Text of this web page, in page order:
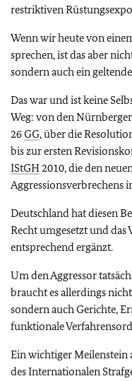
restriktiven
Wenn wir heute von
sprechen, ist das aber
sondern auch ein
Das war und ist keine
Weg: von den
26GG, über die
bis zur ersten
IStGH2010, die den
Aggressionsverbrechens
Deutschland hat diesen
Recht umgesetzt und das
entsprechend ergänzt.
Um den Aggressor
braucht es allerdings
sondern auch Gerichte,
funktionale
Ein wichtiger Meilenstein
des Internationalen